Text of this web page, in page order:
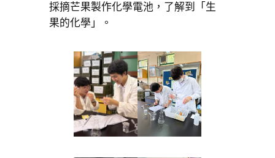
採摘芒果製作化學電池，了解到「生
果的化學」。